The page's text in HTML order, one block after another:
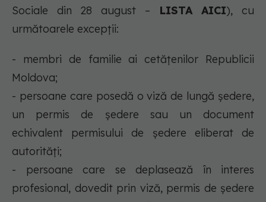
Sociale din 28 august –
LISTA AICI), cu
următoarele excepţii:
- membri de familie ai cetăţenilor Republicii
Moldova;
- persoane care posedă o viză de lungă şedere,
un permis de şedere sau un document
echivalent permisului de şedere eliberat de
autorităţi;
- persoane care se deplasează în interes
profesional, dovedit prin viză, permis de şedere